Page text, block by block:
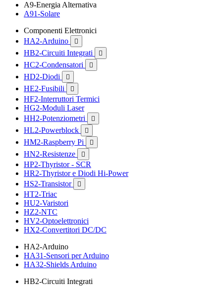
A9-Energia Alternativa
A91-Solare
Componenti Elettronici
HA2-Arduino

HB2-Circuiti Integrati 
HC2-Condensatori 
HD2-Diodi 
HE2-Fusibili 
HF2-Interruttori Termici
HG2-Moduli Laser
HH2-Potenziometri

HL2-Powerblock 
HM2-Raspberry Pi 
HN2-Resistenze 
HP2-Thyristor - SCR
HR2-Thyristor e Diodi Hi-Power
HS2-Transistor

HT2-Triac
HU2-Varistori
HZ2-NTC
HV2-Optoelettronici
HX2-Convertitori DC/DC
HA2-Arduino
HA31-Sensori per Arduino
HA32-Shields Arduino
HB2-Circuiti Integrati